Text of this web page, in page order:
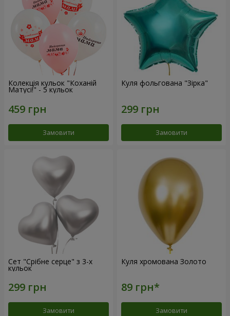
Колекція кульок "Коханій
Матусі!" - 5 кульок
Замовити
Куля фольгована "Зірка"
Замовити
Сет "Срібне серце" з 3-х
кульок
Замовити
Куля хромована Золото
Замовити